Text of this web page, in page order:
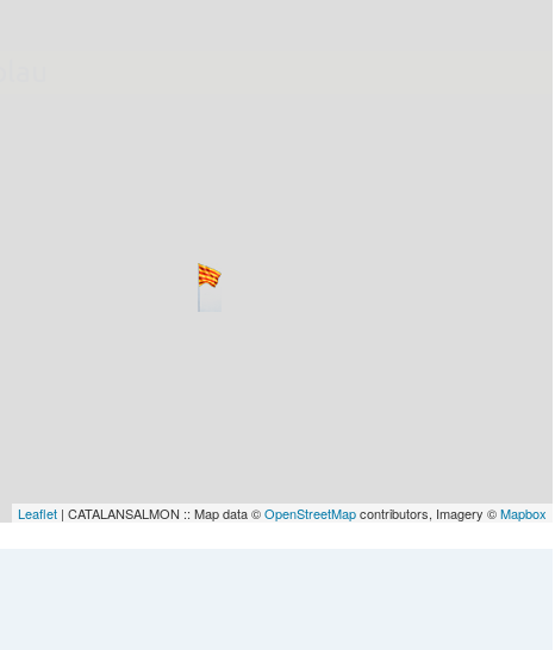
Leaflet | CATALANSALMON :: Map data ©OpenStreetMapcontributors, Imagery ©Mapbox